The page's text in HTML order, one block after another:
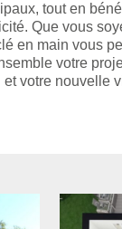
tout en
Que vous
en main vous
votre
votre nouvelle